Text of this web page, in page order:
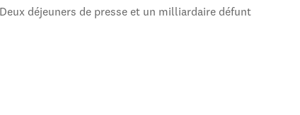
Deux déjeuners de presse et un milliardaire défunt